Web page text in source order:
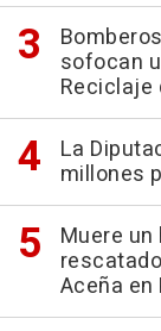
sofocan
Reciclaje
La
millones
Muere
Aceña